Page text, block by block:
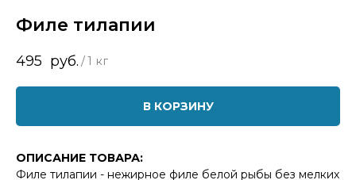
Филе тилапии
495 руб. /1 кг
В КОРЗИНУ
ОПИСАНИЕ ТОВАРА:
Филе тилапии - нежирное филе белой рыбы без мелких